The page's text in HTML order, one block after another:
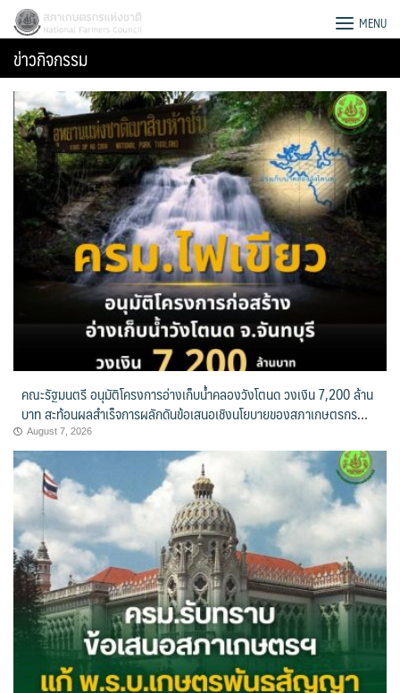
Skip
content
for:
สภาเกษตรกรแห่งชาติ MENU
ข่าวกิจกรรม
คณะรัฐมนตรี อนุมัติโครงการอ่างเก็บน้ำคลองวังโตนด วงเงิน 7,200 ล้าน
บาท สะท้อนผลสำเร็จการผลักดันข้อเสนอเชิงนโยบายของสภาเกษตรกร
จังหวัดจันทบุรี
August 7, 2026